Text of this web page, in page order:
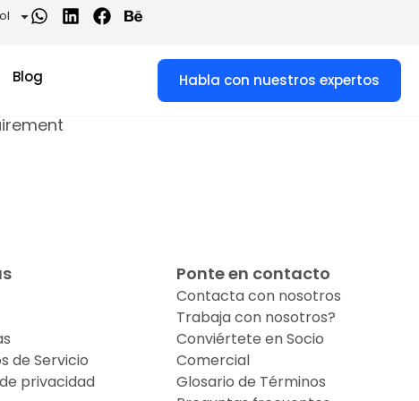
Blog Habla con nuestros expertos
de Servicio
privacidad
Ponte en contacto
Contacta con nosotros
Trabaja con nosotros?
Conviértete en Socio
Comercial
Glosario de Términos